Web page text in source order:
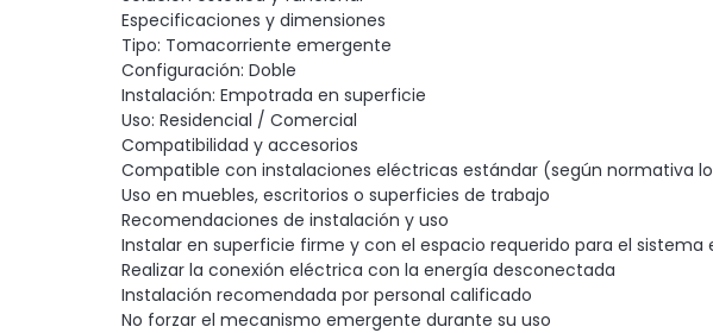
Especificaciones y dimensiones
Tipo: Tomacorriente emergente
Configuración: Doble
Instalación: Empotrada en superficie
Uso: Residencial / Comercial
Compatibilidad y accesorios
Compatible con instalaciones eléctricas estándar (según normativa
Uso en muebles, escritorios o superficies de trabajo
Recomendaciones de instalación y uso
Instalar en superficie firme y con el espacio requerido para el sistema
Realizar la conexión eléctrica con la energía desconectada
Instalación recomendada por personal calificado
No forzar el mecanismo emergente durante su uso